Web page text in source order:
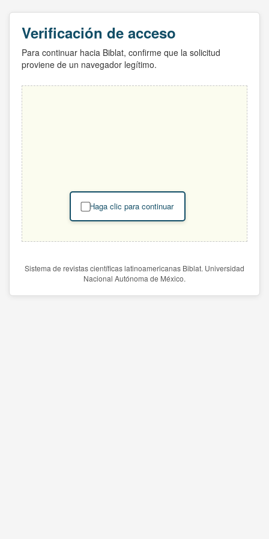
Verificación de acceso
Para continuar hacia Biblat, confirme que la solicitud
proviene de un navegador legítimo.
Haga clic para continuar
Sistema de revistas científicas latinoamericanas Biblat. Universidad
Nacional Autónoma de México.